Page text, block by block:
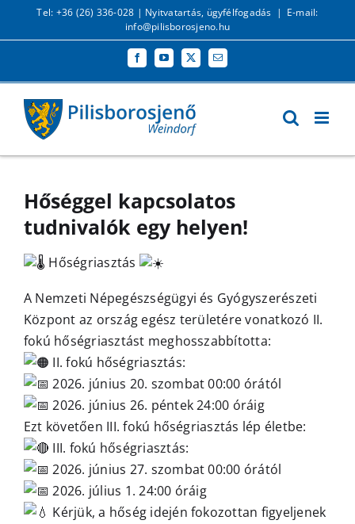
KihagyásTel: +36 (26) 336-028 | Nyitvatartás, ügyfélfogadás | E-mail:
info@pilisborosjeno.hu
FacebookYouTube
X Email:
Hőséggel kapcsolatos
tudnivalók egy helyen!
Hőségriasztás
A Nemzeti Népegészségügyi és Gyógyszerészeti
Központ az ország egész területére vonatkozó II.
fokú hőségriasztást meghosszabbította:
II. fokú hőségriasztás:
2026. június 20. szombat 00:00 órától
2026. június 26. péntek 24:00 óráig
Ezt követően III. fokú hőségriasztás lép életbe:
III. fokú hőségriasztás:
2026. június 27. szombat 00:00 órától
2026. július 1. 24:00 óráig
Kérjük, a hőség idején fokozottan figyeljenek